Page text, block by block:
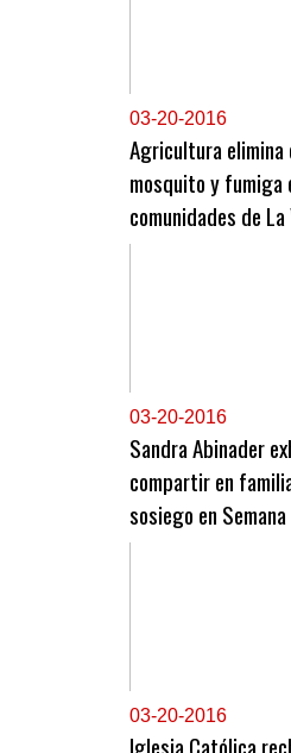
03-20-2016
Agricultura elimina
mosquito y fumiga
comunidades de La
03-20-2016
Sandra Abinader
compartir en
sosiego en
03-20-2016
Iglesia Católica